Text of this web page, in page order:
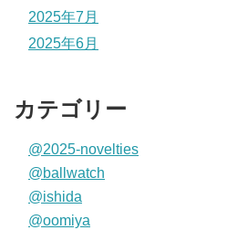
2025年7月
2025年6月
カテゴリー
@2025-novelties
@ballwatch
@ishida
@oomiya